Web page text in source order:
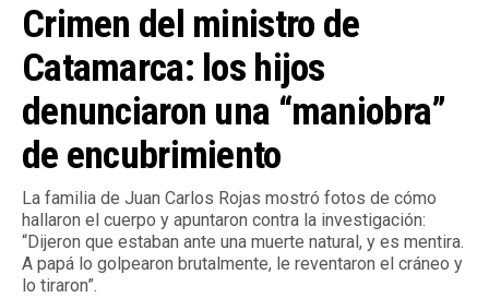
Crimen del ministro de
Catamarca: los hijos
denunciaron una “maniobra”
de encubrimiento
La familia de Juan Carlos Rojas mostró fotos de cómo
hallaron el cuerpo y apuntaron contra la investigación:
“Dijeron que estaban ante una muerte natural, y es mentira.
A papá lo golpearon brutalmente, le reventaron el cráneo y
lo tiraron”.